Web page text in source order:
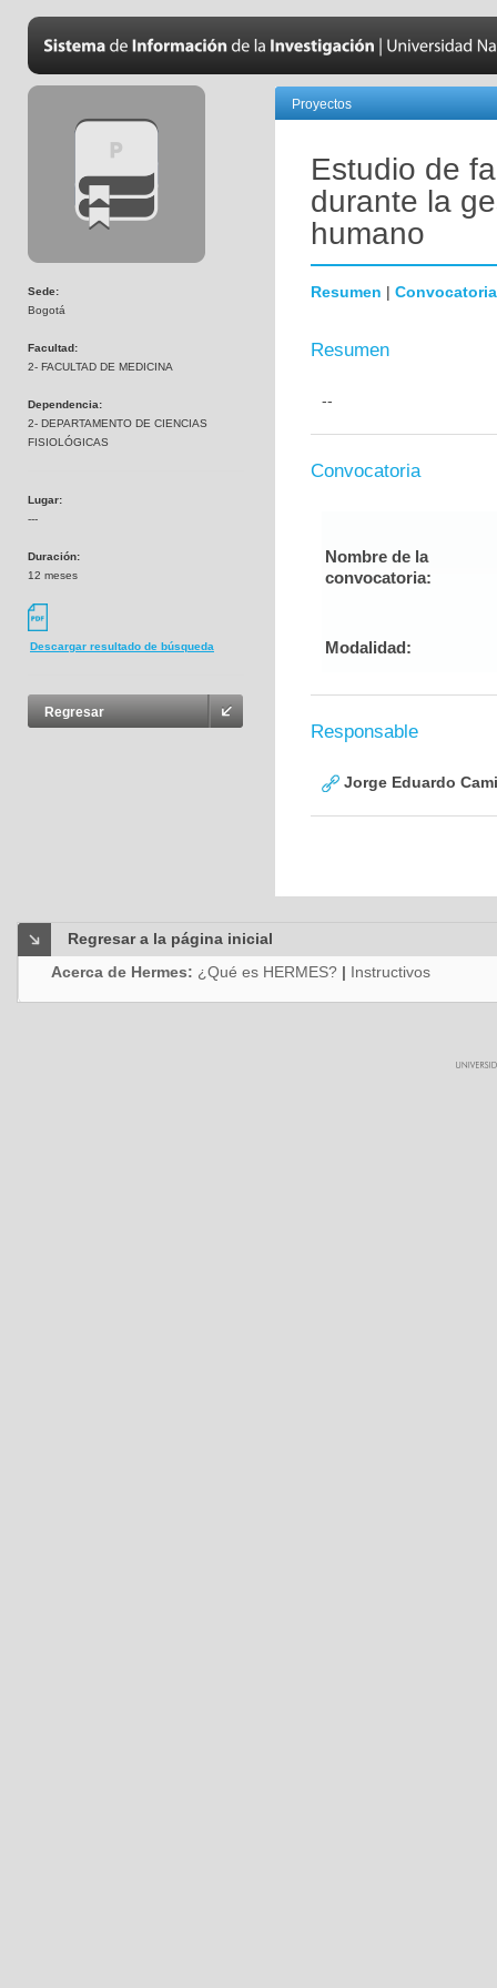
Sede:
Bogotá
Facultad:
2- FACULTAD DE MEDICINA
Dependencia:
2- DEPARTAMENTO DE CIENCIAS
FISIOLÓGICAS
Lugar:
---
Duración:
12 meses
Descargar resultado de búsqueda
Regresar
Proyectos
Estudio de
durante la
humano
Resumen | Convocatoria
Resumen
--
Convocatoria
Nombre de la
convocatoria:
Modalidad:
Responsable
Jorge Eduardo
Regresar a la página inicial
Acerca de Hermes: ¿Qué es HERMES? | Instructivos